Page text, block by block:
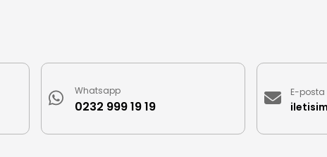
Whatsapp
0232 999 19 19
E-posta